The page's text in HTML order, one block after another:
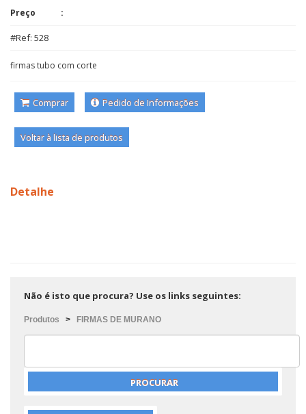
Preço
#Ref: 528
firmas tubo com corte
Comprar Pedido de Informações
Voltar à lista de produtos
Detalhe
Não é isto que procura? Use os links seguintes:
Produtos > FIRMAS DE MURANO